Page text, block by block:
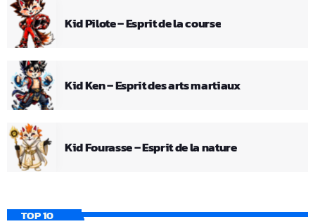
Kid Pilote – Esprit de la course
Kid Ken – Esprit des arts martiaux
Kid Fourasse – Esprit de la nature
TOP 10